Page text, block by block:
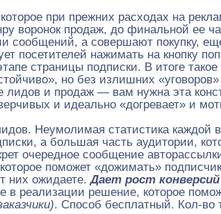
при прежних расходах на
воронок продаж, до финальной ее
сообщений, а совершают покупку,
посетителей нажимать на кнопку
страницы подписки. В итоге
но без излишних
и продаж — вам нужна эта
и идеально «догревает» и
Неумолимая статистика каждой
а большая часть аудитории,
очередное сообщение
поможет «дожимать»
них ожидаете.Дает рост
в реализации решение, которое
. Способ бесплатный. Кол-во